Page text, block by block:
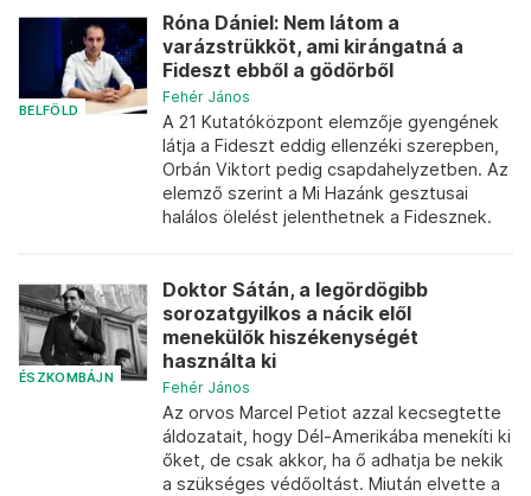
BELFÖLD
Róna Dániel: Nem látom a
varázstrükköt, ami kirángatná a
Fideszt ebből a gödörből
Fehér János
A 21 Kutatóközpont elemzője gyengének
látja a Fideszt eddig ellenzéki szerepben,
Orbán Viktort pedig csapdahelyzetben. Az
elemző szerint a Mi Hazánk gesztusai
halálos ölelést jelenthetnek a Fidesznek.
ÉSZKOMBÁJN
Doktor Sátán, a legördögibb
sorozatgyilkos a nácik elől
menekülők hiszékenységét
használta ki
Fehér János
Az orvos Marcel Petiot azzal kecsegtette
áldozatait, hogy Dél-Amerikába menekíti ki
őket, de csak akkor, ha ő adhatja be nekik
a szükséges védőoltást. Miután elvette a